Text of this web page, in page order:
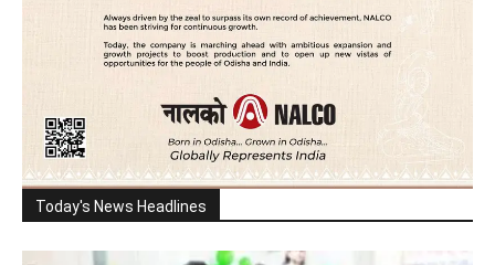
Today's News Headlines